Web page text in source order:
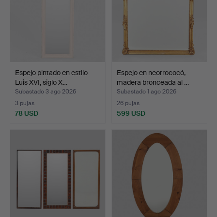
Espejo pintado en estilo
Luis XVI, siglo X…
Subastado 3 ago 2026
3 pujas
78 USD
Espejo en neorrococó,
madera bronceada al …
Subastado 1 ago 2026
26 pujas
599 USD